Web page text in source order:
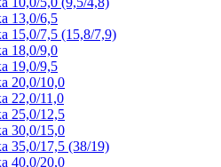
13,0/6,5
15,0/7,5 (15,8/7,9)
18,0/9,0
19,0/9,5
20,0/10,0
22,0/11,0
25,0/12,5
30,0/15,0
35,0/17,5 (38/19)
40,0/20,0